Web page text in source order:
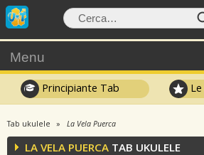
Menu
Principiante Tab
Tab ukulele La Vela Puerca
LA VELA PUERCA TAB UKULELE